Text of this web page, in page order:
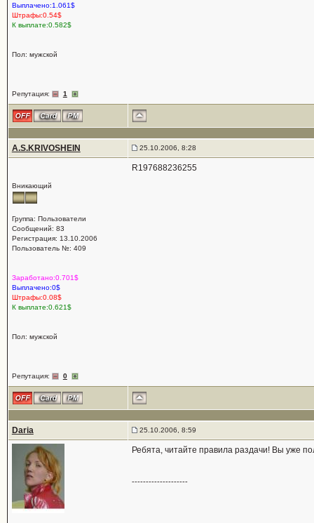
Выплачено:1.061$
Штрафы:0.54$
К выплате:0.582$
Пол: мужской
Репутация: 1
A.S.KRIVOSHEIN 25.10.2006, 8:28
Вникающий
Группа: Пользователи
Сообщений: 83
Регистрация: 13.10.2006
Пользователь №: 409
Заработано:0.701$
Выплачено:0$
Штрафы:0.08$
К выплате:0.621$
Пол: мужской
Репутация: 0
R197688236255
Daria 25.10.2006, 8:59
Ребята, читайте правила раздачи! Вы уже
--------------------